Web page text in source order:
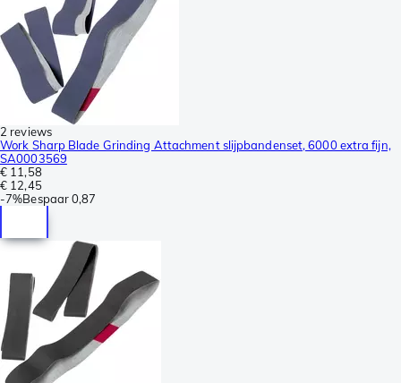
2 reviews
Work Sharp Blade Grinding Attachment slijpbandenset, 6000 extra fijn,
SA0003569
€ 11,58
€ 12,45
-7%Bespaar0,87